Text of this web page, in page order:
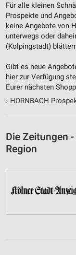
Für alle kleinen
Prospekte und
keine Angebote von
unterwegs oder
(Kolpingstadt)
Gibt es neue
hier zur Verfügung
Eurer nächsten
› HORNBACH
Die Zeitungen
Region